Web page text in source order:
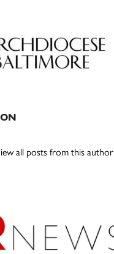
all posts from this author